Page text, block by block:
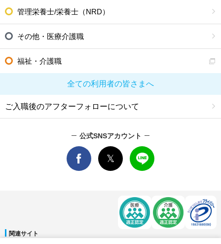
管理栄養士/栄養士（NRD）
その他・医療介護職
福祉・介護職
全ての利用者の皆さまへ
ご入職後のアフターフォローについて
公式SNSアカウント
関連サイト